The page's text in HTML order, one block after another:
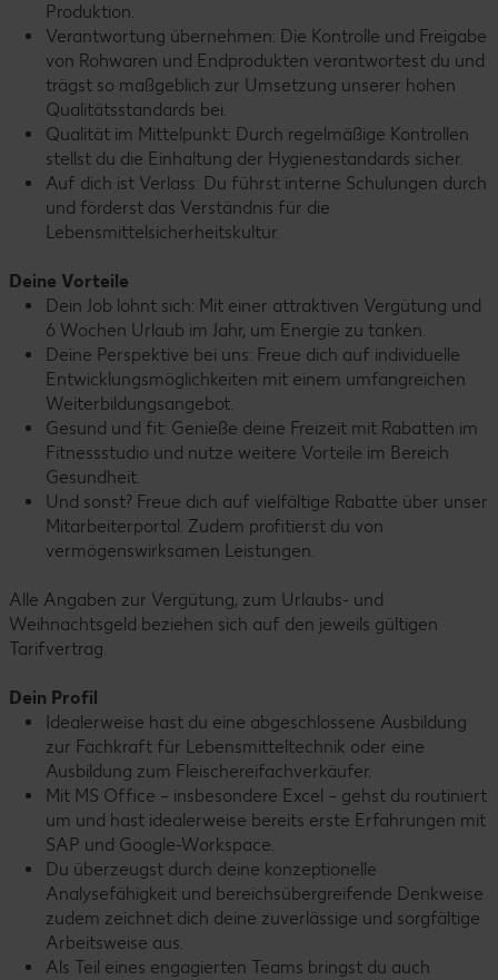
Produktion.
Verantwortung übernehmen: Die Kontrolle und Freigabe
von Rohwaren und Endprodukten verantwortest du und
trägst so maßgeblich zur Umsetzung unserer hohen
Qualitätsstandards bei.
Qualität im Mittelpunkt: Durch regelmäßige Kontrollen
stellst du die Einhaltung der Hygienestandards sicher.
Auf dich ist Verlass: Du führst interne Schulungen durch
und förderst das Verständnis für die
Lebensmittelsicherheitskultur.
Deine Vorteile
Dein Job lohnt sich: Mit einer attraktiven Vergütung und
6 Wochen Urlaub im Jahr, um Energie zu tanken.
Deine Perspektive bei uns: Freue dich auf individuelle
Entwicklungsmöglichkeiten mit einem umfangreichen
Weiterbildungsangebot.
Gesund und fit: Genieße deine Freizeit mit Rabatten im
Fitnessstudio und nutze weitere Vorteile im Bereich
Gesundheit.
Und sonst? Freue dich auf vielfältige Rabatte über unser
Mitarbeiterportal. Zudem profitierst du von
vermögenswirksamen Leistungen.
Alle Angaben zur Vergütung, zum Urlaubs- und
Weihnachtsgeld beziehen sich auf den jeweils gültigen
Tarifvertrag.
Dein Profil
Idealerweise hast du eine abgeschlossene Ausbildung
zur Fachkraft für Lebensmitteltechnik oder eine
Ausbildung zum Fleischereifachverkäufer.
Mit MS Office – insbesondere Excel – gehst du routiniert
um und hast idealerweise bereits erste Erfahrungen mit
SAP und Google-Workspace.
Du überzeugst durch deine konzeptionelle
Analysefähigkeit und bereichsübergreifende Denkweise
zudem zeichnet dich deine zuverlässige und sorgfältige
Arbeitsweise aus.
Als Teil eines engagierten Teams bringst du auch